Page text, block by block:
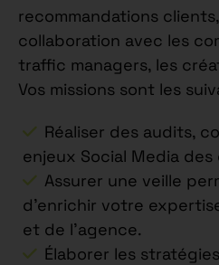
recommandations
collaboration avec les
traffic managers, les
Vos missions sont les
Réaliser des audits,
enjeux Social Media des
Assurer une veille
d’enrichir votre
et de l’agence.
Élaborer les